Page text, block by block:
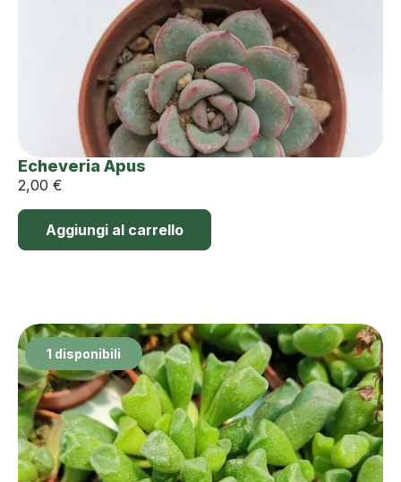
Echeveria Apus
2,00 €
Aggiungi al carrello
1 disponibili